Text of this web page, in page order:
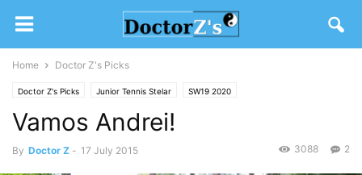
Home Doctor Z's Picks
Doctor Z's Picks Junior Tennis Stelar SW19 2020
Vamos Andrei!
By Doctor Z - 17 July 2015 2
3088